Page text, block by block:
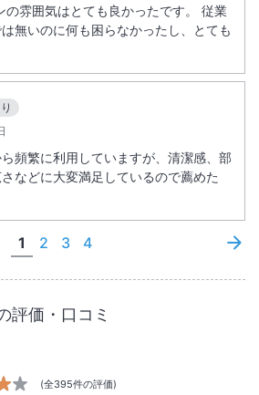
の雰囲気はとても良かったです。 従業
無いのに何も困らなかったし、とても
頻繁に利用していますが、清潔感、部
などに大変満足しているので薦めた
1 2 3 4
評価・口コミ
(全395件の評価)